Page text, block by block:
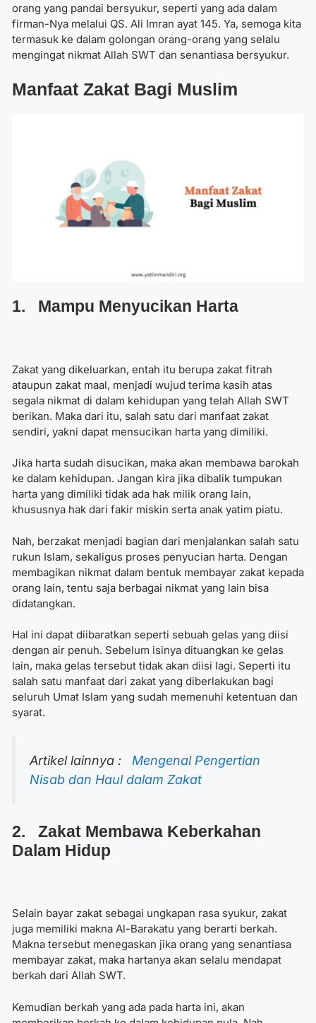
orang yang pandai bersyukur, seperti yang ada dalam
firman-Nya melalui QS. Ali Imran ayat 145. Ya, semoga kita
termasuk ke dalam golongan orang-orang yang selalu
mengingat nikmat Allah SWT dan senantiasa bersyukur.
Manfaat Zakat Bagi Muslim
1. Mampu Menyucikan Harta
Zakat yang dikeluarkan, entah itu berupa zakat fitrah
ataupun zakat maal, menjadi wujud terima kasih atas
segala nikmat di dalam kehidupan yang telah Allah SWT
berikan. Maka dari itu, salah satu dari manfaat zakat
sendiri, yakni dapat mensucikan harta yang dimiliki.
Jika harta sudah disucikan, maka akan membawa barokah
ke dalam kehidupan. Jangan kira jika dibalik tumpukan
harta yang dimiliki tidak ada hak milik orang lain,
khususnya hak dari fakir miskin serta anak yatim piatu.
Nah, berzakat menjadi bagian dari menjalankan salah satu
rukun Islam, sekaligus proses penyucian harta. Dengan
membagikan nikmat dalam bentuk membayar zakat kepada
orang lain, tentu saja berbagai nikmat yang lain bisa
didatangkan.
Hal ini dapat diibaratkan seperti sebuah gelas yang diisi
dengan air penuh. Sebelum isinya dituangkan ke gelas
lain, maka gelas tersebut tidak akan diisi lagi. Seperti itu
salah satu manfaat dari zakat yang diberlakukan bagi
seluruh Umat Islam yang sudah memenuhi ketentuan dan
syarat.
Artikel lainnya : Mengenal Pengertian
Nisab dan Haul dalam Zakat
2. Zakat Membawa Keberkahan
Dalam Hidup
Selain bayar zakat sebagai ungkapan rasa syukur, zakat
juga memiliki makna Al-Barakatu yang berarti berkah.
Makna tersebut menegaskan jika orang yang senantiasa
membayar zakat, maka hartanya akan selalu mendapat
berkah dari Allah SWT.
Kemudian berkah yang ada pada harta ini, akan